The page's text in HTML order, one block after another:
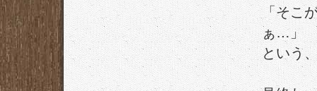
「そこ
ぁ…」
という